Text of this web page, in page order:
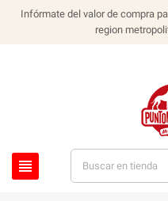
Infórmate del valor de compra
region
view_headline